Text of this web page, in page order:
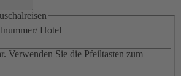
Hotel
Verwenden Sie die Pfeiltasten zum